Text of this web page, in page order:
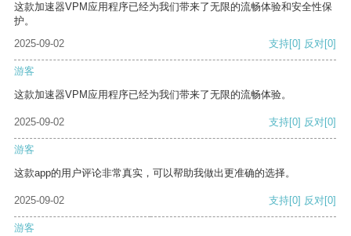
这款加速器VPM应用程序已经为我们带来了无限的流畅体验和安全性保
护。
2025-09-02
支持[0] 反对[0]
游客
这款加速器VPM应用程序已经为我们带来了无限的流畅体验。
2025-09-02 支持[0] 反对[0]
游客
这款app的用户评论非常真实，可以帮助我做出更准确的选择。
2025-09-02 支持[0] 反对[0]
游客